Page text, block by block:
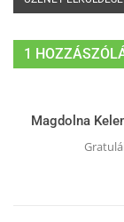
1
Magdolna